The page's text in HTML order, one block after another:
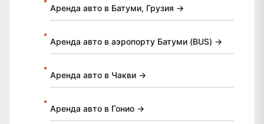
Аренда авто в Батуми, Грузия →
Аренда авто в аэропорту Батуми (BUS) →
Аренда авто в Чакви →
Аренда авто в Гонио →